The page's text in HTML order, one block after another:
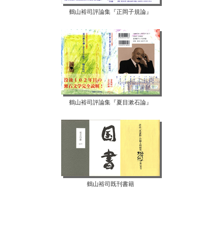
鶴山裕司評論集『正岡子規論』
鶴山裕司評論集『夏目漱石論』
鶴山裕司既刊書籍